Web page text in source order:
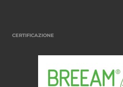
CERTIFICAZIONE